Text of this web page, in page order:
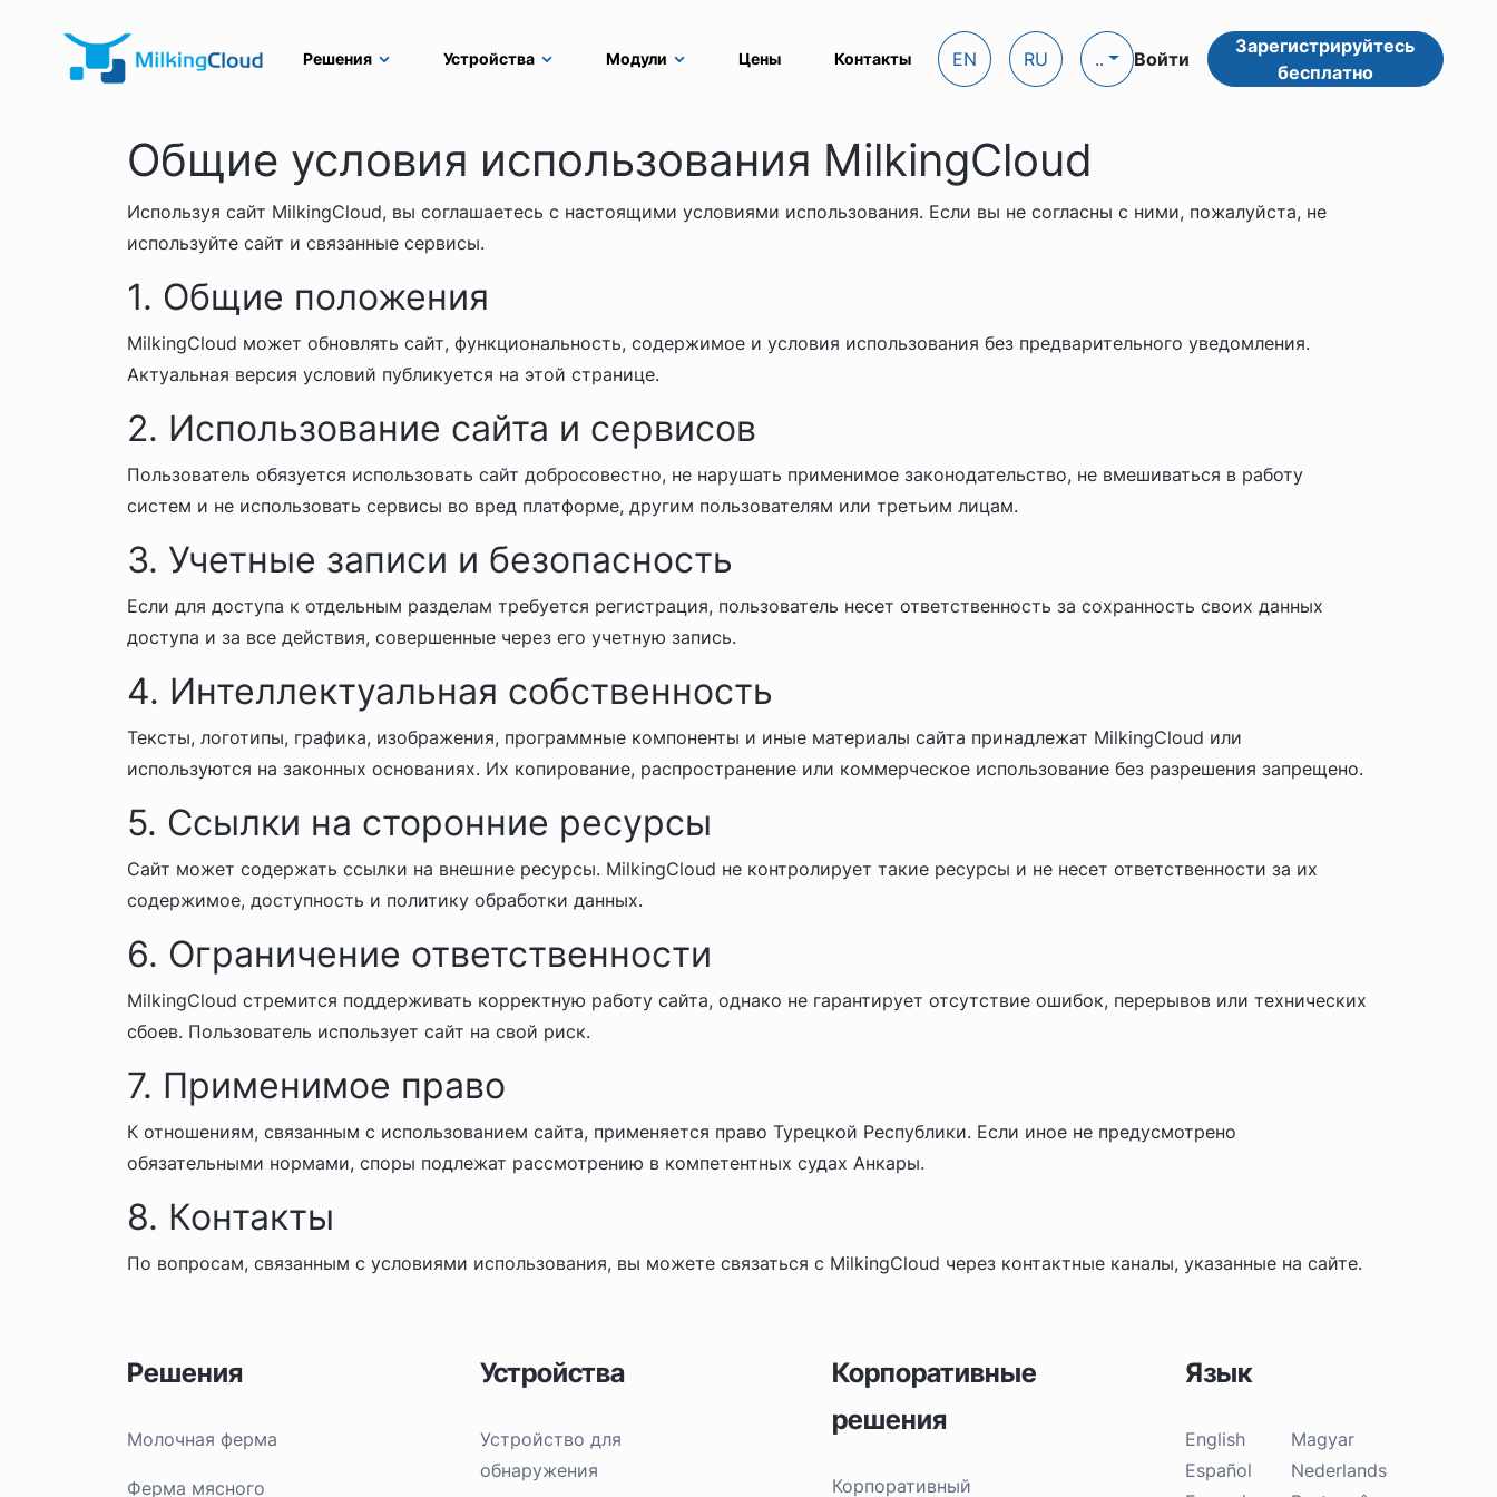
Решения Устройства Модули Цены Контакты EN RU .. Войти
Зарегистрируйтесь
бесплатно
Общие условия использования MilkingCloud
Используя сайт MilkingCloud, вы соглашаетесь с настоящими условиями использования. Если вы не согласны с ними, пожалуйста, не
используйте сайт и связанные сервисы.
1. Общие положения
MilkingCloud может обновлять сайт, функциональность, содержимое и условия использования без предварительного уведомления.
Актуальная версия условий публикуется на этой странице.
2. Использование сайта и сервисов
Пользователь обязуется использовать сайт добросовестно, не нарушать применимое законодательство, не вмешиваться в работу
систем и не использовать сервисы во вред платформе, другим пользователям или третьим лицам.
3. Учетные записи и безопасность
Если для доступа к отдельным разделам требуется регистрация, пользователь несет ответственность за сохранность своих данных
доступа и за все действия, совершенные через его учетную запись.
4. Интеллектуальная собственность
Тексты, логотипы, графика, изображения, программные компоненты и иные материалы сайта принадлежат MilkingCloud или
используются на законных основаниях. Их копирование, распространение или коммерческое использование без разрешения запрещено.
5. Ссылки на сторонние ресурсы
Сайт может содержать ссылки на внешние ресурсы. MilkingCloud не контролирует такие ресурсы и не несет ответственности за их
содержимое, доступность и политику обработки данных.
6. Ограничение ответственности
MilkingCloud стремится поддерживать корректную работу сайта, однако не гарантирует отсутствие ошибок, перерывов или технических
сбоев. Пользователь использует сайт на свой риск.
7. Применимое право
К отношениям, связанным с использованием сайта, применяется право Турецкой Республики. Если иное не предусмотрено
обязательными нормами, споры подлежат рассмотрению в компетентных судах Анкары.
8. Контакты
По вопросам, связанным с условиями использования, вы можете связаться с MilkingCloud через контактные каналы, указанные на сайте.
Решения
Молочная ферма
Ферма мясного
Устройства
Устройство для
обнаружения
Корпоративные
решения
Корпоративный
Язык
English
Español
Magyar
Nederlands